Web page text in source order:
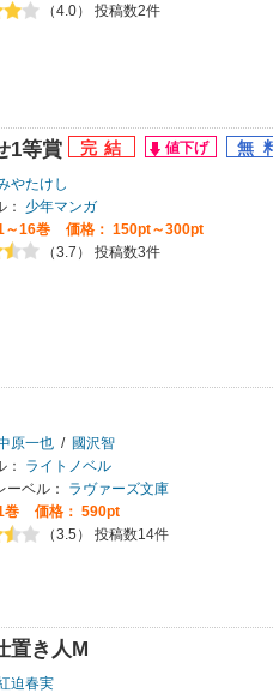
（4.0） 投稿数2件
1等賞
やたけし
：
少年マンガ
～16巻
価格： 150pt～300pt
（3.7） 投稿数3件
原一也 /
國沢智
：
ライトノベル
ーベル：
ラヴァーズ文庫
巻
価格： 590pt
（3.5） 投稿数14件
置き人M
迫春実